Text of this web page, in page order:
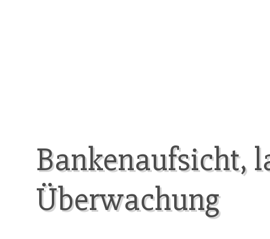
Bankenaufsicht,
Überwachung